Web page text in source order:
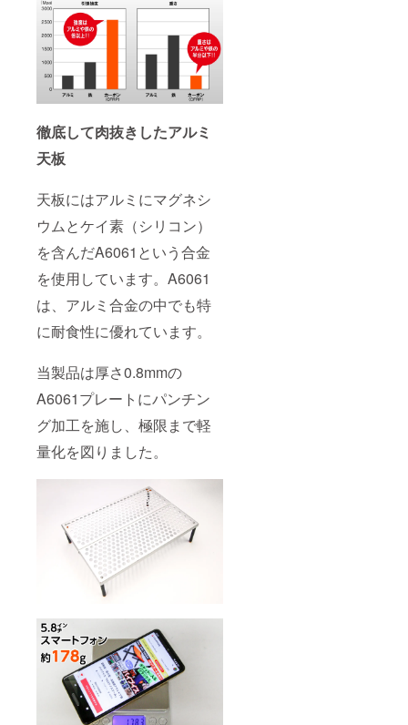
徹底して肉抜きしたアルミ
天板
天板にはアルミにマグネシ
ウムとケイ素（シリコン）
を含んだA6061という合金
を使用しています。A6061
は、アルミ合金の中でも特
に耐食性に優れています。
当製品は厚さ0.8mmの
A6061プレートにパンチン
グ加工を施し、極限まで軽
量化を図りました。